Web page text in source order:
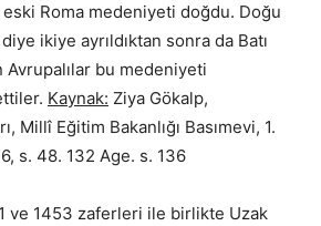
Roma medeniyeti doğdu. Doğu
ikiye ayrıldıktan sonra da Batı
Avrupalılar bu medeniyeti
Kaynak: Ziya Gökalp,
Millî Eğitim Bakanlığı Basımevi, 1.
s. 48. 132 Age. s. 136
ve 1453 zaferleri ile birlikte Uzak